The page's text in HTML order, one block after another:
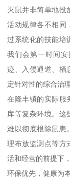
灭鼠并非简单地投
活动规律各不相同
过系统化的技能培
我们会第一时间
迹、入侵通道、栖
定针对性的综合治
在隆丰镇的实际服
库等复杂环境。这
难以彻底根除鼠患
理布放监测点等方
活和经营的前提下
环保优先，健康为